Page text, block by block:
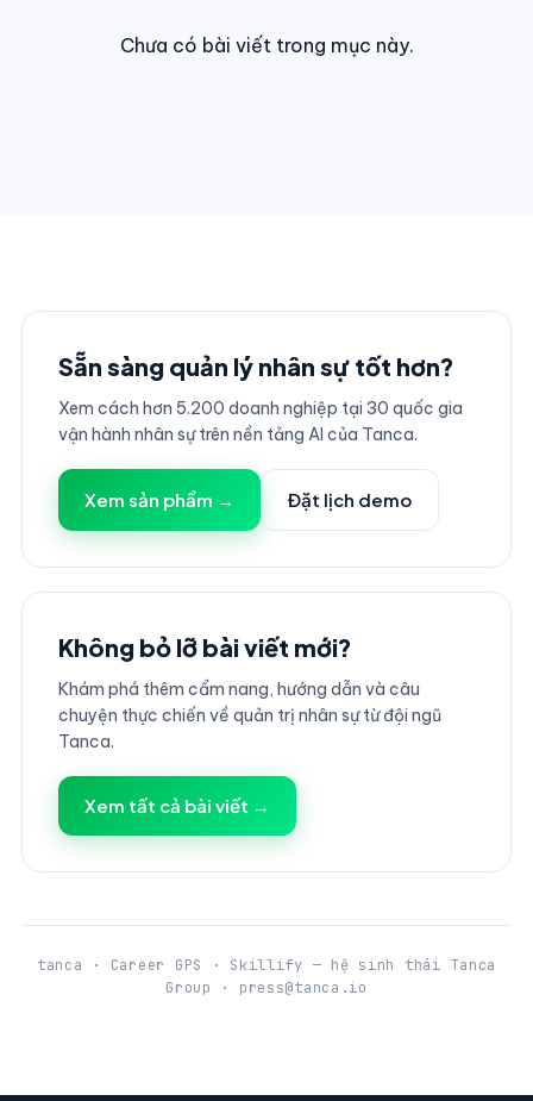
Chưa có bài viết trong mục này.
Sẵn sàng quản lý nhân sự tốt hơn?
Xem cách hơn 5.200 doanh nghiệp tại 30 quốc gia
vận hành nhân sự trên nền tảng AI của Tanca.
Xem sản phẩm → Đặt lịch demo
Không bỏ lỡ bài viết mới?
Khám phá thêm cẩm nang, hướng dẫn và câu
chuyện thực chiến về quản trị nhân sự từ đội ngũ
Tanca.
Xem tất cả bài viết →
tanca · Career GPS · Skillify — hệ sinh thái Tanca
Group · press@tanca.io